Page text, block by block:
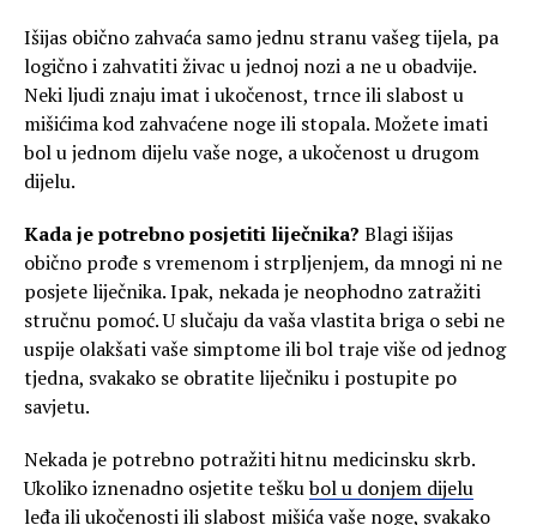
Išijas obično zahvaća samo jednu stranu vašeg tijela, pa
logično i zahvatiti živac u jednoj nozi a ne u obadvije.
Neki ljudi znaju imat i ukočenost, trnce ili slabost u
mišićima kod zahvaćene noge ili stopala. Možete imati
bol u jednom dijelu vaše noge, a ukočenost u drugom
dijelu.
Kada je potrebno posjetiti liječnika? Blagi išijas
obično prođe s vremenom i strpljenjem, da mnogi ni ne
posjete liječnika. Ipak, nekada je neophodno zatražiti
stručnu pomoć. U slučaju da vaša vlastita briga o sebi ne
uspije olakšati vaše simptome ili bol traje više od jednog
tjedna, svakako se obratite liječniku i postupite po
savjetu.
Nekada je potrebno potražiti hitnu medicinsku skrb.
Ukoliko iznenadno osjetite teškubol u donjem dijelu
leđaili ukočenosti ili slabost mišića vaše noge, svakako